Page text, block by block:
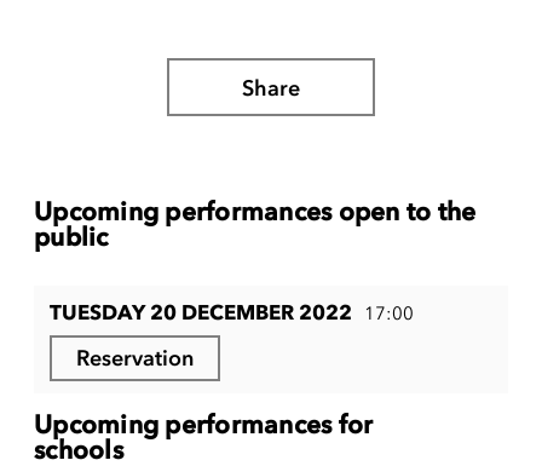
Share
Upcoming performances open to the
public
TUESDAY 20 DECEMBER 2022 17:00
Reservation
Upcoming performances for
schools